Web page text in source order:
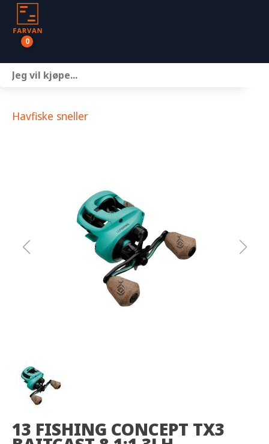
0
Havfiske sneller
13 FISHING CONCEPT TX3